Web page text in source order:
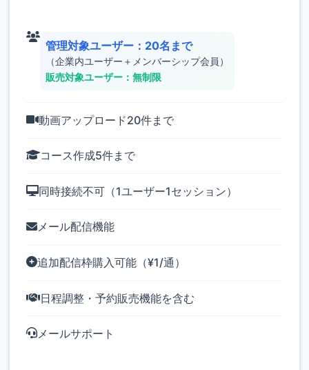
管理対象ユーザー：20名まで
（企業内ユーザー＋メンバーシップ会員）
販売対象ユーザー：無制限
動画アップロード20件まで
コース作成5件まで
同時接続不可（1ユーザー1セッション）
メール配信機能
追加配信枠購入可能（¥1/通）
日程調整・予約販売機能を含む
メールサポート